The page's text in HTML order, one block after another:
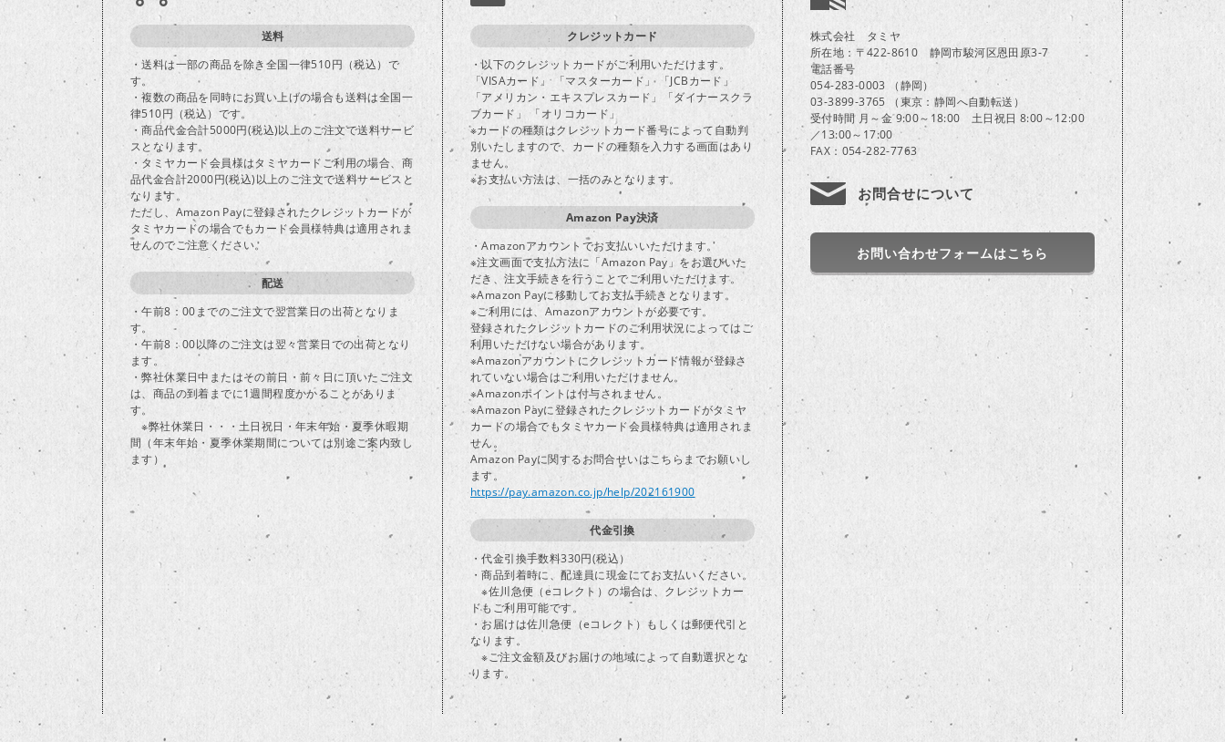
送料
・送料は一部の商品を除き全国一律510円（税込）で
す。
・複数の商品を同時にお買い上げの場合も送料は全国一
律510円（税込）です。
・商品代金合計5000円(税込)以上のご注文で送料サービ
スとなります。
・タミヤカード会員様はタミヤカードご利用の場合、商
品代金合計2000円(税込)以上のご注文で送料サービスと
なります。
ただし、Amazon Payに登録されたクレジットカードが
タミヤカードの場合でもカード会員様特典は適用されま
せんのでご注意ください。
配送
・午前8：00までのご注文で翌営業日の出荷となりま
す。
・午前8：00以降のご注文は翌々営業日での出荷となり
ます。
・弊社休業日中またはその前日・前々日に頂いたご注文
は、商品の到着までに1週間程度かかることがありま
す。
※弊社休業日・・・土日祝日・年末年始・夏季休暇期
間（年末年始・夏季休業期間については別途ご案内致し
ます）
クレジットカード
・以下のクレジットカードがご利用いただけます。
「VISAカード」 「マスターカード」 「JCBカード」
「アメリカン・エキスプレスカード」「ダイナースクラ
ブカード」 「オリコカード」
※カードの種類はクレジットカード番号によって自動判
別いたしますので、カードの種類を入力する画面はあり
ません。
※お支払い方法は、一括のみとなります。
Amazon Pay決済
・Amazonアカウントでお支払いいただけます。
※注文画面で支払方法に「Amazon Pay」をお選びいた
だき、注文手続きを行うことでご利用いただけます。
※Amazon Payに移動してお支払手続きとなります。
※ご利用には、Amazonアカウントが必要です。
登録されたクレジットカードのご利用状況によってはご
利用いただけない場合があります。
※Amazonアカウントにクレジットカード情報が登録さ
れていない場合はご利用いただけません。
※Amazonポイントは付与されません。
※Amazon Payに登録されたクレジットカードがタミヤ
カードの場合でもタミヤカード会員様特典は適用されま
せん。
Amazon Payに関するお問合せいはこちらまでお願いし
ます。
https://pay.amazon.co.jp/help/202161900
代金引換
・代金引換手数料330円(税込）
・商品到着時に、配達員に現金にてお支払いください。
※佐川急便（eコレクト）の場合は、クレジットカー
ドもご利用可能です。
・お届けは佐川急便（eコレクト）もしくは郵便代引と
なります。
※ご注文金額及びお届けの地域によって自動選択とな
ります。
株式会社 タミヤ
所在地：〒422-8610 静岡市駿河区恩田原3-7
電話番号
054-283-0003 （静岡）
03-3899-3765 （東京：静岡へ自動転送）
受付時間 月～金 9:00～18:00 土日祝日 8:00～12:00
／13:00～17:00
FAX：054-282-7763
お問合せについて
お問い合わせフォームはこちら